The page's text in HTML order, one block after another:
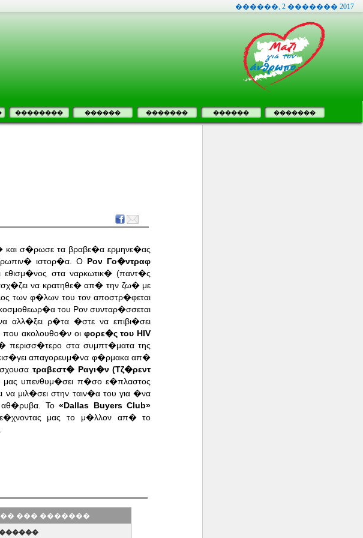
������, 2 ������� 2017
�������� ������ ������� ������ �������
και σ�ρωσε τα βραβε�α ερμηνε�ας
ιστορ�α. Ο Ρον Γο�ντραφ
εθισμ�νος στα ναρκωτικ� (παντ�ς
να κρατηθε� απ� την ζω� με
των φ�λων του τον αποστρ�φεται
του Ρον συνταρ�σσεται
αλλ�ξει ρ�τα �στε να επιβι�σει
ακολουθο�ν οι φορε�ς του HIV
περισσ�τερο στα συμπτ�ματα της
απαγορευμ�να φ�ρμακα απ�
τραβεστ� Ραγι�ν (Τζ�ρεντ
μας υπενθυμ�σει π�σο ε�πλαστος
μιλ�σει στην ταιν�α του για �να
αθ�ρυβα. Το«Dallas Buyers Club»
μας το μ�λλον απ� το
��� �������